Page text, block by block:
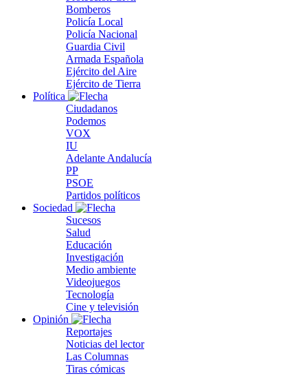
Bomberos
Policía Local
Policía Nacional
Guardia Civil
Armada Española
Ejército del Aire
Ejército de Tierra
Política
Ciudadanos
Podemos
VOX
IU
Adelante Andalucía
PP
PSOE
Partidos políticos
Sociedad
Sucesos
Salud
Educación
Investigación
Medio ambiente
Videojuegos
Tecnología
Cine y televisión
Opinión
Reportajes
Noticias del lector
Las Columnas
Tiras cómicas